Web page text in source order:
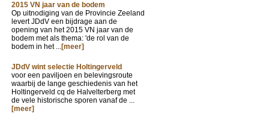
2015 VN jaar van de bodem
Op uitnodiging van de Provincie Zeeland
levert JDdV een bijdrage aan de
opening van het 2015 VN jaar van de
bodem met als thema: 'de rol van de
bodem in het ...[meer]
JDdV wint selectie Holtingerveld
voor een paviljoen en belevingsroute
waarbij de lange geschiedenis van het
Holtingerveld cq de Halvelterberg met
de vele historische sporen vanaf de ...
[meer]